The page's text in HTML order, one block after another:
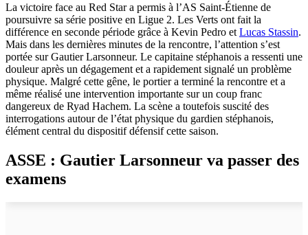
La victoire face au Red Star a permis à l’AS Saint-Étienne de
poursuivre sa série positive en Ligue 2. Les Verts ont fait la
différence en seconde période grâce à Kevin Pedro et Lucas Stassin.
Mais dans les dernières minutes de la rencontre, l’attention s’est
portée sur Gautier Larsonneur. Le capitaine stéphanois a ressenti une
douleur après un dégagement et a rapidement signalé un problème
physique. Malgré cette gêne, le portier a terminé la rencontre et a
même réalisé une intervention importante sur un coup franc
dangereux de Ryad Hachem. La scène a toutefois suscité des
interrogations autour de l’état physique du gardien stéphanois,
élément central du dispositif défensif cette saison.
ASSE : Gautier Larsonneur va passer des
examens